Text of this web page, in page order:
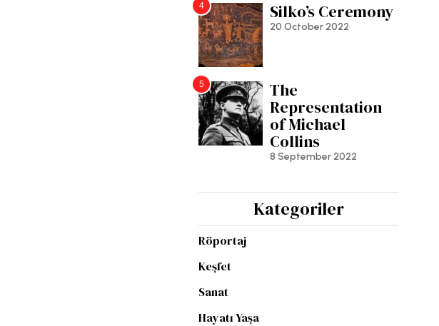
4 Silko’s Ceremony
20 October 2022
5
The
Representation
of Michael
Collins
8 September 2022
Kategoriler
Röportaj
Keşfet
Sanat
Hayatı Yaşa